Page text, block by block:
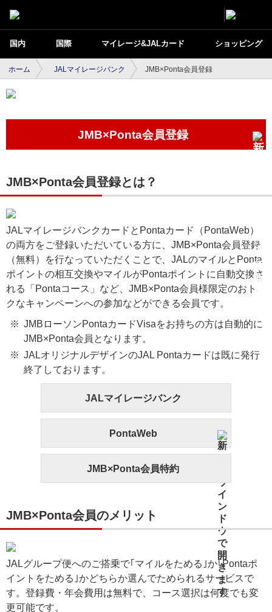
国内 国際 マイレージ&JALカード ショッピング
ホーム JALマイレージバンク JMB×Ponta会員登録
JMB×Ponta会員登録
JMB×Ponta会員登録とは？
JALマイレージバンクカードとPontaカード（PontaWeb）
の両方をご登録いただいている方に、JMB×Ponta会員登録
（無料）を行なっていただくことで、JALのマイルとPonta
ポイントの相互交換やマイルがPontaポイントに自動交換さ
れる「Pontaコース」など、JMB×Ponta会員様限定のおト
クなキャンペーンへの参加などができる会員です。
JMBローソンPontaカードVisaをお持ちの方は自動的に
JMB×Ponta会員となります。
JALオリジナルデザインのJAL Pontaカードは既に発行
終了しております。
JALマイレージバンク
PontaWeb
JMB×Ponta会員特約
JMB×Ponta会員のメリット
JALグループ便へのご搭乗で｢マイルをためる｣か｢Pontaポ
イントをためる｣かどちらか選んでためられるサービスで
す。登録費・年会費用は無料で、コース選択は何度でも変
更可能です。